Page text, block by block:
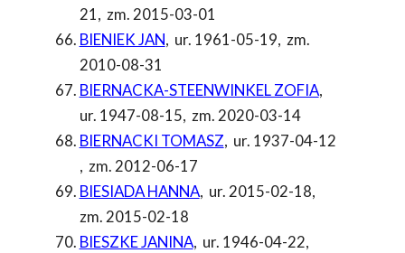
21, zm. 2015-03-01
BIENIEK JAN, ur. 1961-05-19, zm.
2010-08-31
BIERNACKA-STEENWINKEL ZOFIA,
ur. 1947-08-15, zm. 2020-03-14
BIERNACKI TOMASZ, ur. 1937-04-12
, zm. 2012-06-17
BIESIADA HANNA, ur. 2015-02-18,
zm. 2015-02-18
BIESZKE JANINA, ur. 1946-04-22,